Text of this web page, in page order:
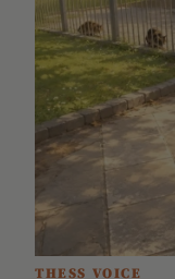
THESS VOICE